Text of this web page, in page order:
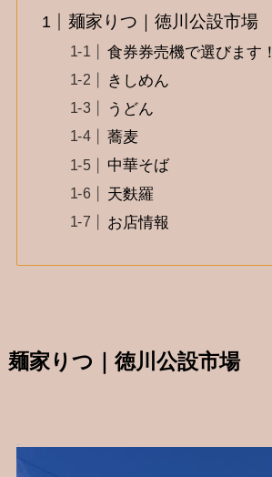
麺家りつ｜徳川公設市場
食券券売機で選びます！
きしめん
うどん
蕎麦
中華そば
天麩羅
お店情報
麺家りつ｜徳川公設市場